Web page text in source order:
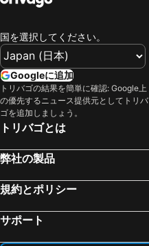
国を選択してください。
Googleに追加
トリバゴの結果を簡単に確認: Google上
の優先するニュース提供元としてトリバ
ゴを追加しましょう。
トリバゴとは
弊社の製品
規約とポリシー
サポート